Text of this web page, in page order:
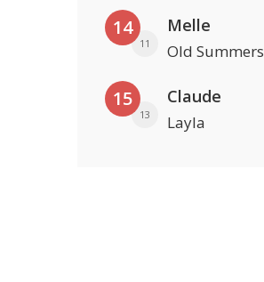
14
11
Melle
Old Summers
15
13
Claude
Layla